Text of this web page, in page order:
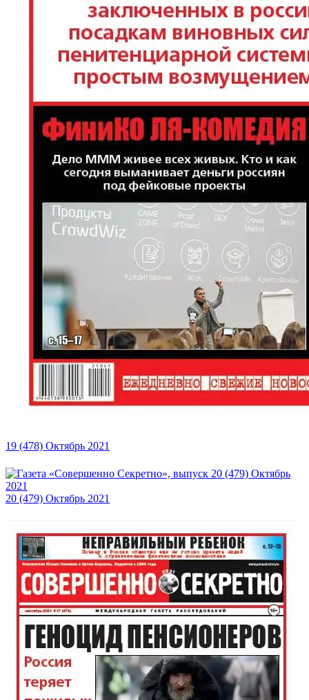
19 (478) Октябрь 2021
20 (479) Октябрь 2021